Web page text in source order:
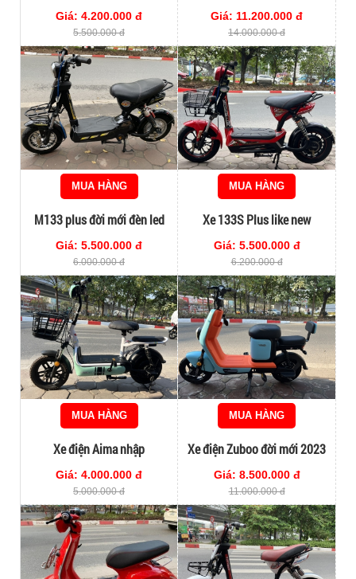
Giá: 4.200.000 đ
5.500.000 đ
Giá: 11.200.000 đ
14.000.000 đ
MUA HÀNG
M133 plus đời mới đèn led
Giá: 5.500.000 đ
6.000.000 đ
MUA HÀNG
Xe 133S Plus like new
Giá: 5.500.000 đ
6.200.000 đ
MUA HÀNG
Xe điện Aima nhập
Giá: 4.000.000 đ
5.000.000 đ
MUA HÀNG
Xe điện Zuboo đời mới 2023
Giá: 8.500.000 đ
11.000.000 đ